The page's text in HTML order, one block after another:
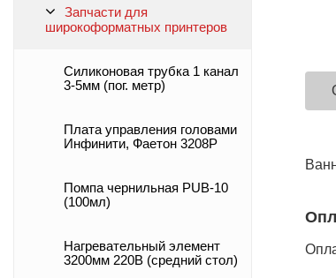
Запчасти для
широкоформатных принтеров
Силиконовая трубка 1 канал
3-5мм (пог. метр)
Плата управления головами
Инфинити, Фаетон 3208Р
Помпа чернильная PUB-10
(100мл)
Нагревательный элемент
3200мм 220В (средний стол)